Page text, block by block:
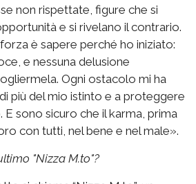
non rispettate, figure che si
e si rivelano il contrario.
è sapere perché ho iniziato:
e nessuna delusione
Ogni ostacolo mi ha
più del mio istinto e a proteggere
sono sicuro che il karma, prima
con tutti, nel bene e nel male».
"Nizza M.to"?